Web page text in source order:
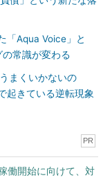
「Aqua Voice」と
常識が変わる
まくいかないの
起きている逆転現象
PR
働開始に向けて、対